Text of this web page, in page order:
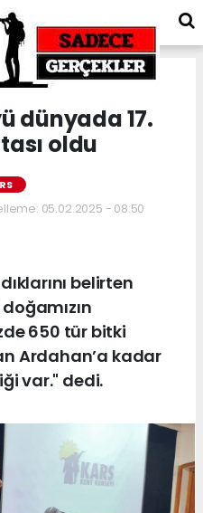
dünyada 17.
oldu
05.02.2025 - 08:50
belirten
650 tür bitki
Ardahan’a kadar
var." dedi.